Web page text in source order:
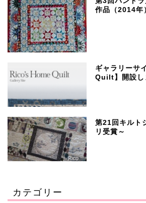
作品（2014年
ギャラリーサ
Quilt】開設し
第21回キルト
リ受賞～
カテゴリー